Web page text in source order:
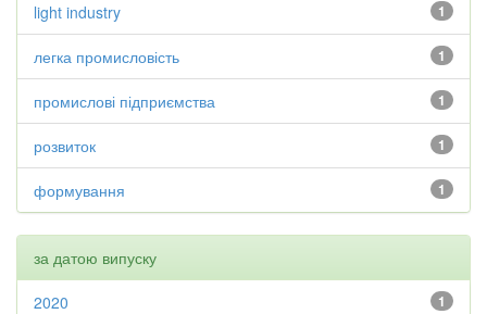
1
light industry
1
легка промисловість
1
промислові підприємства
1
розвиток
1
формування
за датою випуску
1
2020